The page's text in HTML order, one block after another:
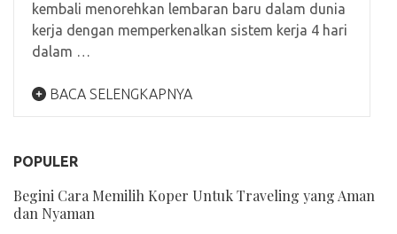
kembali menorehkan lembaran baru dalam dunia
kerja dengan memperkenalkan sistem kerja 4 hari
dalam …
BACA SELENGKAPNYA
POPULER
Begini Cara Memilih Koper Untuk Traveling yang Aman
dan Nyaman